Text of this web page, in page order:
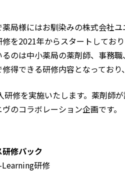
局様にはお馴染みの株式会社
を2021年からスタートしており
のは中小薬局の薬剤師、事務
得できる研修内容となっており
研修を実施いたします。薬剤師
のコラボレーション企画です。
修パック
研修